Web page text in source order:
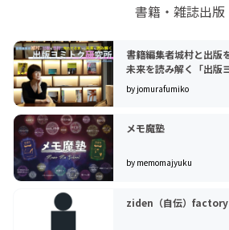
書籍・雑誌出版
書籍編集者城村と出版
未来を読み解く「出版
by jomurafumiko
メモ魔塾
by memomajyuku
ziden（自伝）factory